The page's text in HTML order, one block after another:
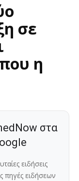
σε
η
στα
ειδήσεις
πηγές ειδήσεων